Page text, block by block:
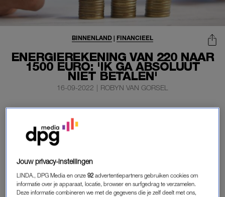
ENERGIEREKENING VAN 220 NAAR
1500 EURO: 'IK GA ABSOLUUT
NIET BETALEN'
BINNENLAND | FINANCIEEL
16-09-2022 | ROBYN VAN GORSEL
De energiekosten blijven oplopen. In sommige gevallen
zo erg, dat de rekening stijgt met zelfs 680 procent.
Toon Kolkman uit Enschede gaat van 222 naar 1509 euro per
ENERGIEREKENING
Jouw privacy-instellingen
LINDA., DPG Media en onze92 advertentiepartners gebruiken cookies om
informatie over je apparaat, locatie, browser en surfgedrag te verzamelen.
Deze informatie combineren we met de gegevens die je zelf deelt met ons,